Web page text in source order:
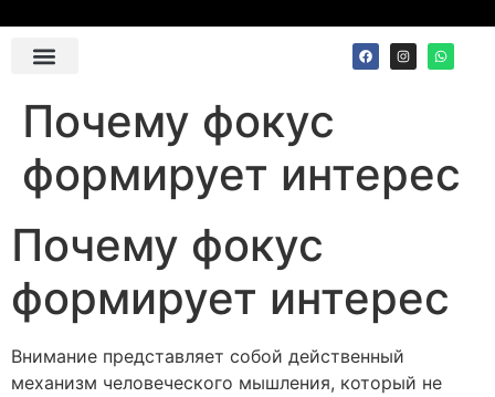
Почему фокус
формирует интерес
Почему фокус
формирует интерес
Внимание представляет собой действенный
механизм человеческого мышления, который не